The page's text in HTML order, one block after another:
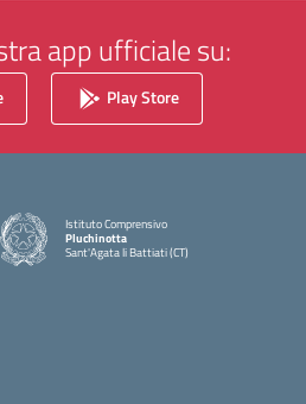
app ufficiale su:
Play Store
Istituto Comprensivo
Pluchinotta
Sant'Agata li Battiati (CT)
— Visita la pagina iniziale della scuola